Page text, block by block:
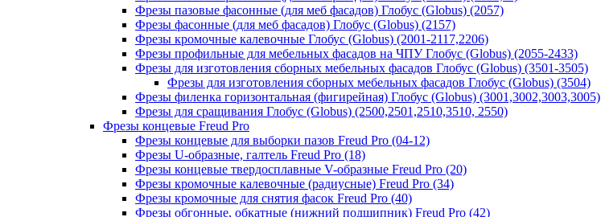
Фрезы пазовые фасонные (для меб фасадов) Глобус (Globus) (2057)
Фрезы фасонные (для меб фасадов) Глобус (Globus) (2157)
Фрезы кромочные калевочные Глобус (Globus) (2001-2117,2206)
Фрезы профильные для мебельных фасадов на ЧПУ Глобус (Globus) (2055-2433)
Фрезы для изготовления сборных мебельных фасадов Глобус (Globus) (3501-3505)
Фрезы для изготовления сборных мебельных фасадов Глобус (Globus) (3504)
Фрезы филенка горизонтальная (фигирейная) Глобус (Globus) (3001,3002,3003,3005)
Фрезы для сращивания Глобус (Globus) (2500,2501,2510,3510, 2550)
Фрезы концевые Freud Pro
Фрезы концевые для выборки пазов Freud Pro (04-12)
Фрезы U-образные, галтель Freud Pro (18)
Фрезы концевые твердосплавные V-образные Freud Pro (20)
Фрезы кромочные калевочные (радиусные) Freud Pro (34)
Фрезы кромочные для снятия фасок Freud Pro (40)
Фрезы обгонные, обкатные (нижний подшипник) Freud Pro (42)